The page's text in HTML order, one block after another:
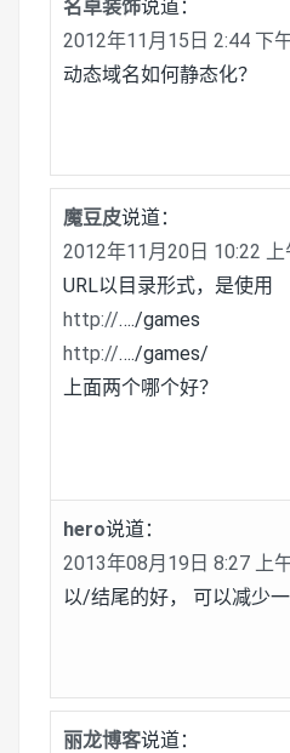
名卓装饰说道：
2012年11月15日 2:44 下
动态域名如何静态化？
魔豆皮说道：
2012年11月20日 10:22 上
URL以目录形式，是使用
http://…./games
http://…./games/
上面两个哪个好？
hero说道：
2013年08月19日 8:27 上
以/结尾的好， 可以减少
丽龙博客说道：